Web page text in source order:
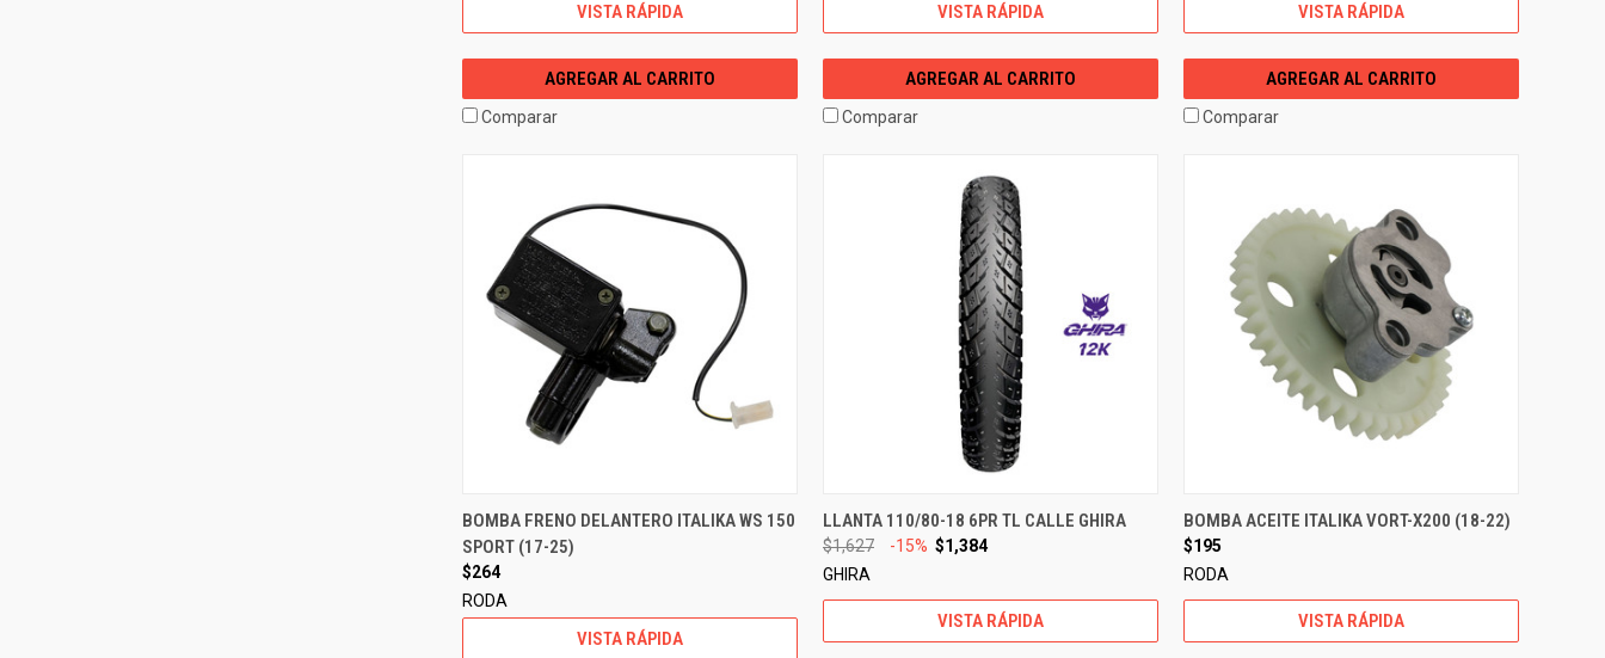
VISTA RÁPIDA
AGREGAR AL CARRITO
Comparar
VISTA RÁPIDA
AGREGAR AL CARRITO
Comparar
VISTA RÁPIDA
AGREGAR AL CARRITO
Comparar
BOMBA FRENO DELANTERO ITALIKA WS 150
SPORT (17-25)
$264
RODA
VISTA RÁPIDA
LLANTA 110/80-18 6PR TL CALLE GHIRA
$1,627 -15% $1,384
GHIRA
VISTA RÁPIDA
BOMBA ACEITE ITALIKA VORT-X200 (18-22)
$195
RODA
VISTA RÁPIDA